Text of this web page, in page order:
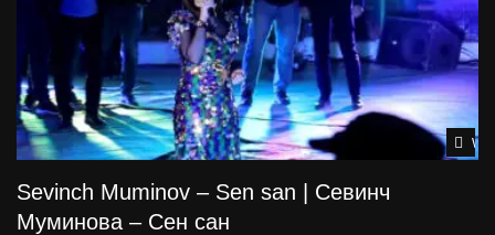
Sevinch Muminov – Sen san | Севинч
Муминова – Сен сан